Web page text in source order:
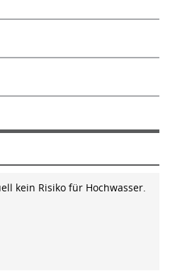
kein Risiko für Hochwasser.